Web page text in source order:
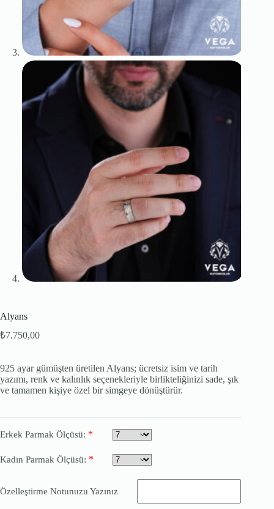
Alyans
₺7.750,00
925 ayar gümüşten üretilen Alyans; ücretsiz isim ve tarih
yazımı, renk ve kalınlık seçenekleriyle birlikteliğinizi sade, şık
ve tamamen kişiye özel bir simgeye dönüştürür.
Erkek Parmak Ölçüsü: *
Kadın Parmak Ölçüsü: *
Özelleştirme Notunuzu Yazınız